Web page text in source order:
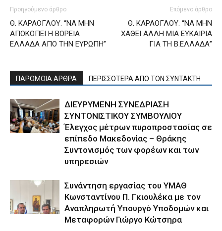
Προηγούμενο άρθρο
Θ. ΚΑΡΑΟΓΛΟΥ: “ΝΑ ΜΗΝ
ΑΠΟΚΟΠΕΙ Η ΒΟΡΕΙΑ
ΕΛΛΑΔΑ ΑΠΟ ΤΗΝ ΕΥΡΩΠΗ”
Επόμενο άρθρο
Θ. ΚΑΡΑΟΓΛΟΥ: “ΝΑ ΜΗΝ
ΧΑΘΕΙ ΑΛΛΗ ΜΙΑ ΕΥΚΑΙΡΙΑ
ΓΙΑ ΤΗ Β.ΕΛΛΑΔΑ”
ΠΑΡΟΜΟΙΑ ΑΡΘΡΑ ΠΕΡΙΣΣΟΤΕΡΑ ΑΠΟ ΤΟΝ ΣΥΝΤΑΚΤΗ
ΔΙΕΥΡΥΜΕΝΗ ΣΥΝΕΔΡΙΑΣΗ
ΣΥΝΤΟΝΙΣΤΙΚΟΥ ΣΥΜΒΟΥΛΙΟΥ
Έλεγχος μέτρων πυροπροστασίας σε
επίπεδο Μακεδονίας – Θράκης
Συντονισμός των φορέων και των
υπηρεσιών
Συνάντηση εργασίας του ΥΜΑΘ
Κωνσταντίνου Π. Γκιουλέκα με τον
Αναπληρωτή Υπουργό Υποδομών και
Μεταφορών Γιώργο Κώτσηρα